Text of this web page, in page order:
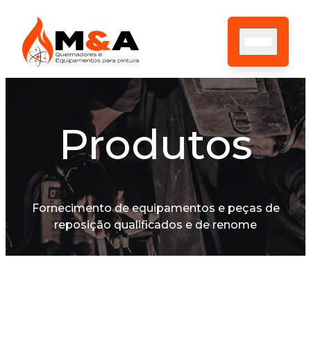
HOME
SOBRE NÓS
ASSISTÊNCIA TÉCNICA
PRODUTOS
CONTATO
BLOG
Produtos
Fornecimento de equipamentos e peças de
reposição qualificados e de renome